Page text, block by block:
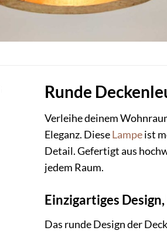
Runde
Verleihe deinem
Eleganz. DieseLampeist
Detail. Gefertigt aus
jedem Raum.
Einzigartiges
Das runde Design der